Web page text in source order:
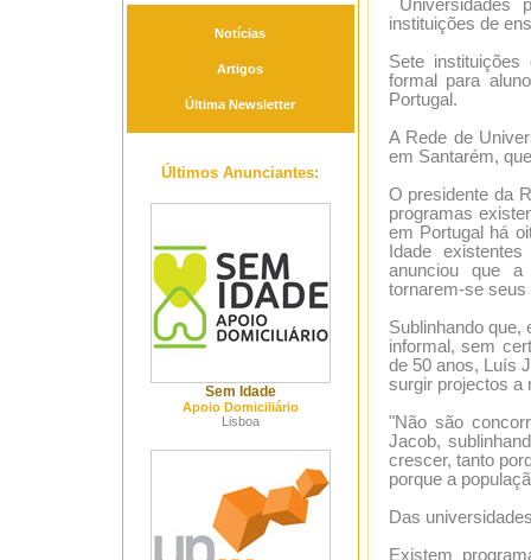
Notícias
Artigos
Última Newsletter
Últimos Anunciantes:
Sem Idade
Apoio Domiciliário
Lisboa
Universidades
instituições de
Sete
formal para
Portugal.
A Rede de
em Santarém,
O presidente da
programas
em Portugal há
Idade
anunciou que a
tornarem-se
Sublinhando
informal, sem
de 50 anos, Luís
surgir projectos a
"Não são
Jacob,
crescer, tanto
porque a
Das
Existem